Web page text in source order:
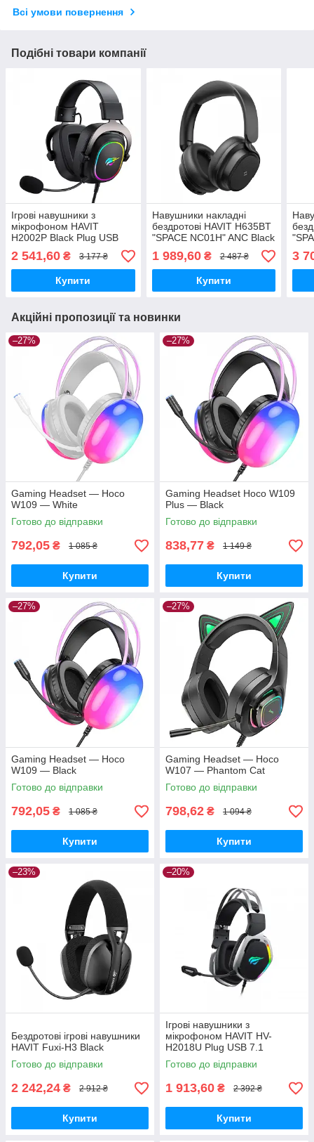
Всі умови повернення
Подібні товари компанії
Ігрові навушники з
мікрофоном HAVIT
H2002P Black Plug USB
7.1
2 541,60 ₴ 3 177 ₴
Купити
Навушники накладні
бездротові HAVIT H635BT
"SPACE NC01H" ANC Black
1 989,60₴ 2 487 ₴
Купити
3
Акційні пропозиції та новинки
–27%
Gaming Headset — Hoco
W109 — White
Готово до відправки
792,05 ₴ 1 085 ₴
Купити
–27%
Gaming Headset Hoco W109
Plus — Black
Готово до відправки
838,77 ₴ 1 149 ₴
Купити
–27%
Gaming Headset — Hoco
W109 — Black
Готово до відправки
792,05 ₴ 1 085 ₴
Купити
–27%
Gaming Headset — Hoco
W107 — Phantom Cat
Готово до відправки
798,62 ₴ 1 094 ₴
Купити
–23%
Бездротові ігрові навушники
HAVIT Fuxi-H3 Black
Готово до відправки
2 242,24 ₴ 2 912 ₴
Купити
–20%
Ігрові навушники з
мікрофоном HAVIT HV-
H2018U Plug USB 7.1
Готово до відправки
1 913,60 ₴ 2 392 ₴
Купити